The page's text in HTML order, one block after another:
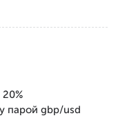
парой gbp/usd